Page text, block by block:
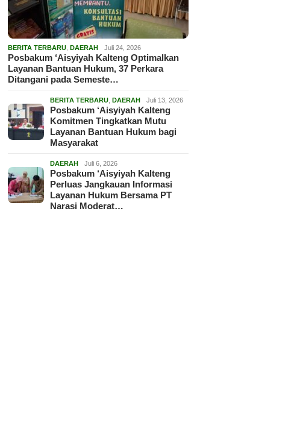
BERITA TERBARU ,DAERAH Juli 24, 2026
Posbakum ‘Aisyiyah Kalteng Optimalkan
Layanan Bantuan Hukum, 37 Perkara
Ditangani pada Semeste…
BERITA TERBARU ,DAERAH Juli 13, 2026
Posbakum ‘Aisyiyah Kalteng
Komitmen Tingkatkan Mutu
Layanan Bantuan Hukum bagi
Masyarakat
DAERAH Juli 6, 2026
Posbakum ‘Aisyiyah Kalteng
Perluas Jangkauan Informasi
Layanan Hukum Bersama PT
Narasi Moderat…